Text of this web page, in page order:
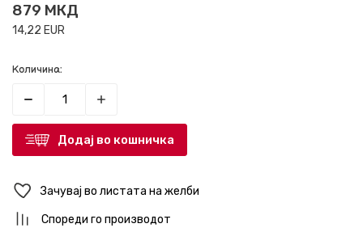
879 МКД
14,22 EUR
Количина:
Додај во кошничка
Зачувај во листата на желби
Спореди го производот